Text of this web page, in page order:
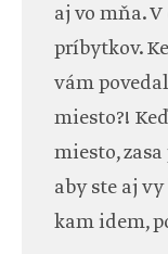
aj vo mňa.
príbytkov.
vám
miesto?!
miesto,
aby ste aj
kam idem,